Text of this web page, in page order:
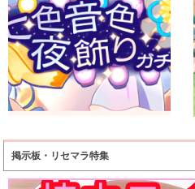
掲示板・リセマラ特集